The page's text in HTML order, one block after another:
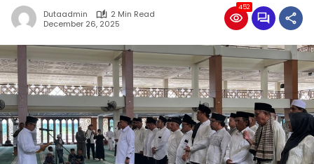
Dutaadmin
2 Min Read
December 26, 2025
452